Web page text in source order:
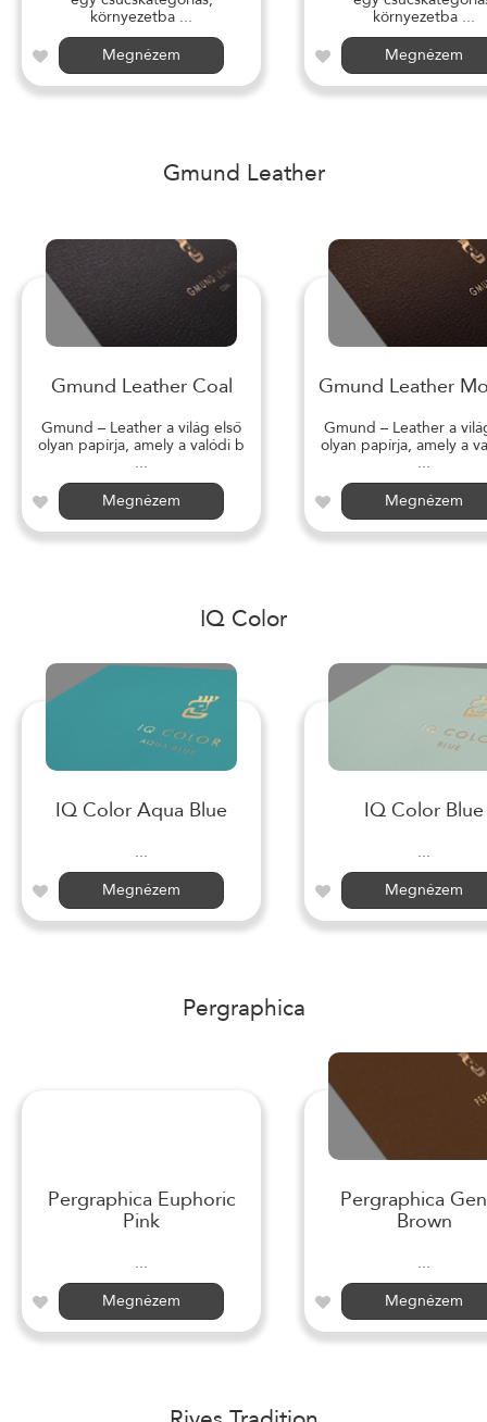
környezetba ...
Megnézem
környezetba ...
Megnézem
Gmund Leather
Gmund Leather Coal
Gmund – Leather a világ első
olyan papírja, amely a valódi b
...
Megnézem
Gmund Leather
Gmund – Leather a
olyan papírja, amely a
...
Megnézem
IQ Color
IQ Color Aqua Blue
...
Megnézem
IQ Color Blue
...
Megnézem
Pergraphica
Pergraphica Euphoric
Pink
...
Megnézem
Pergraphica
Brown
...
Megnézem